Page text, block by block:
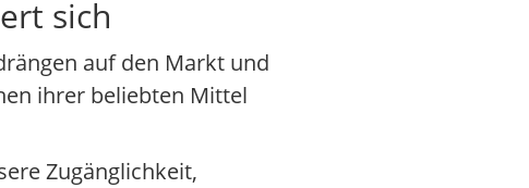
sich
auf den Markt und
ihrer beliebten Mittel
Zugänglichkeit,